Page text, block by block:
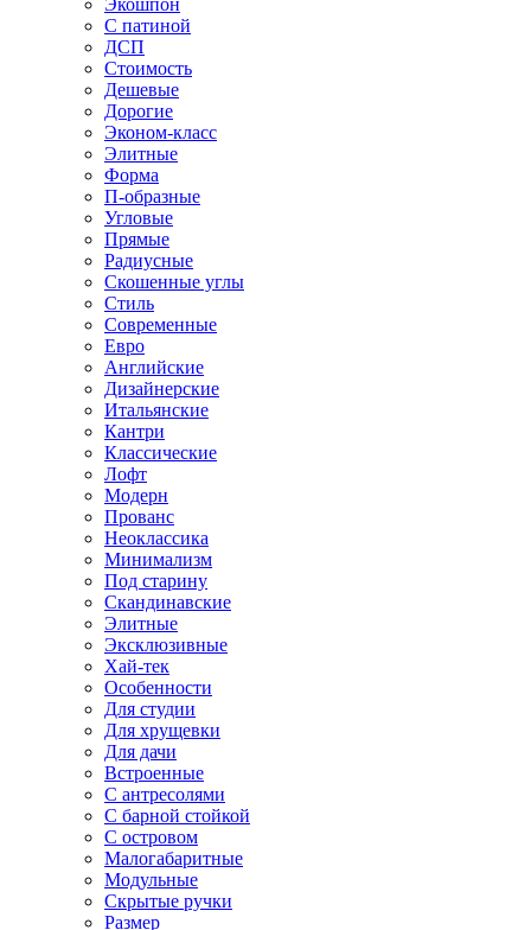
Экошпон
С патиной
ДСП
Стоимость
Дешевые
Дорогие
Эконом-класс
Элитные
Форма
П-образные
Угловые
Прямые
Радиусные
Скошенные углы
Стиль
Современные
Евро
Английские
Дизайнерские
Итальянские
Кантри
Классические
Лофт
Модерн
Прованс
Неоклассика
Минимализм
Под старину
Скандинавские
Элитные
Эксклюзивные
Хай-тек
Особенности
Для студии
Для хрущевки
Для дачи
Встроенные
С антресолями
С барной стойкой
С островом
Малогабаритные
Модульные
Скрытые ручки
Размер